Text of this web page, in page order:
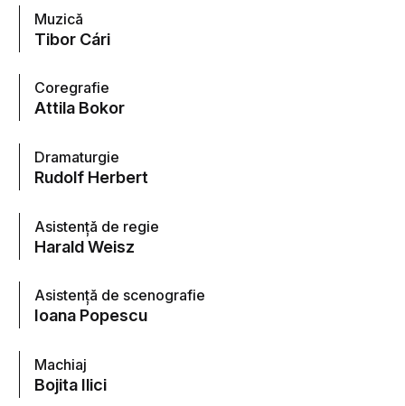
Muzică
Tibor Cári
Coregrafie
Attila Bokor
Dramaturgie
Rudolf Herbert
Asistență de regie
Harald Weisz
Asistență de scenografie
Ioana Popescu
Machiaj
Bojita Ilici